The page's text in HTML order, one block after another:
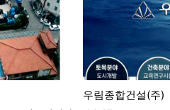
우림종합건설(주)